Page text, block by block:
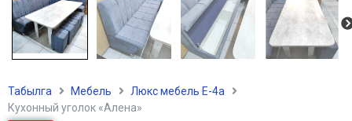
Табылга Мебель
Люкс мебель Е-4а
Кухонный уголок «Алена»